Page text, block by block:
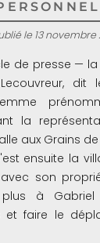
le 13 novembre
de presse —
dit
la
aux Grains
ensuite la
son
à
et faire le